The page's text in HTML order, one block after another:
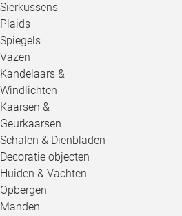
Sierkussens
Plaids
Spiegels
Vazen
Kandelaars &
Windlichten
Kaarsen &
Geurkaarsen
Schalen & Dienbladen
Decoratie objecten
Huiden & Vachten
Opbergen
Manden